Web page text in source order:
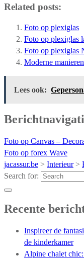
Related posts:
Foto op plexiglas
Foto op plexiglas
Foto op plexiglas
Moderne
Lees ook:
Foto op Canvas –
Foto op forex Wave
jacassur.be > Interieur>
Search for:
Recente
Inspireer de
de kinderkamer
Alpine chalet